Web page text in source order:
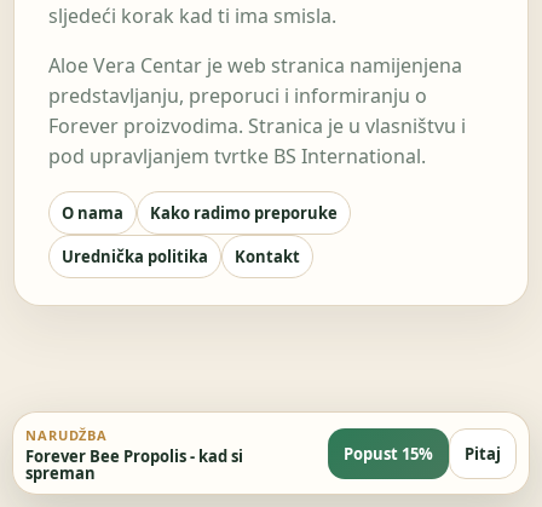
sljedeći korak kad ti ima smisla.
Aloe Vera Centar je web stranica namijenjena
predstavljanju, preporuci i informiranju o
Forever proizvodima. Stranica je u vlasništvu i
pod upravljanjem tvrtke BS International.
O nama
Kako radimo preporuke
Urednička politika
Kontakt
NARUDŽBA
Forever Bee Propolis - kad si
spreman
Popust 15% Pitaj